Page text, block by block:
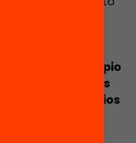
y técnicos de la
y ordena
a pensar y
de municipio
de más
y espacios
y